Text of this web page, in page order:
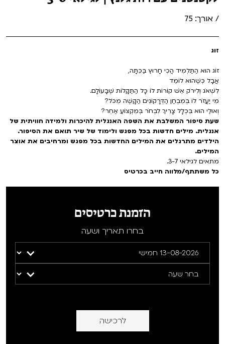
מועדון אנגלית לקטנטנים
ראשון בקולנוע
שלישי בשלייקס
אפטר בסינמטק
Teen Screen
קולנוע ישראלי
לפי ימים
מחווה לקסבייה דולאן
נבחרי דוקאביב 2026
אירועים מיוחדים
הגלריה
ENG
רכישת מנוי
Gift Card
צור קשר
/ אורך: 75
זוג
זוֹג הוּא הַתַּלְמִיד הֲכִי חָרוּץ בַּכִּתָּה,
אֲבָל כְּשֶׁהוּא לוֹמֵד
לִשְׁאֹג וְלִירֹק אֵשׁ קוֹרוֹת לוֹ כָּל הַתַּקָּלוֹת שֶׁבָּעוֹלָם.
מִי יַעֲזֹר לוֹ בְּמִבְחַן הַדְּרָקוֹנִים הַקָּשֶׁה מִכֹּל?
וְאוּלַי הוּא בִּכְלָל צָרִיךְ לִבְחֹר בְּמִקְצוֹעַ אַחֵר?
שעת סיפור המשלבת את השפה האנגלית להיכרות ולמידה חוויתית של
אנגלית. מילים חדשות בכל מפגש ולימוד של שיר תואם את הסיפור.
הילדים מתרגלים את המילים החדשות בכל מפגש ומרחיבים את אוצר
המילים.
מתאים לגילאי 3-7.
כל משתתף/מלווה חייב בכרטיס
הזמנת כרטיסים
בחרו תאריך ושעה
לרכישה